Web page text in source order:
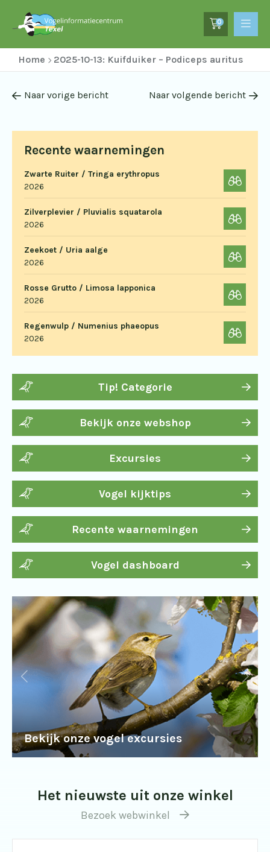
0
Home 2025-10-13: Kuifduiker – Podiceps auritus
Recente waarnemingen
Zwarte Ruiter / Tringa erythropus
2026
Zilverplevier / Pluvialis squatarola
2026
Zeekoet / Uria aalge
2026
Rosse Grutto / Limosa lapponica
2026
Regenwulp / Numenius phaeopus
2026
Tip! Categorie
Bekijk onze webshop
Excursies
Vogel kijktips
Recente waarnemingen
Vogel dashboard
Bekijk onze vogel excursies
Naar vorige bericht Naar volgende bericht
Het nieuwste uit onze winkel
Bezoek webwinkel